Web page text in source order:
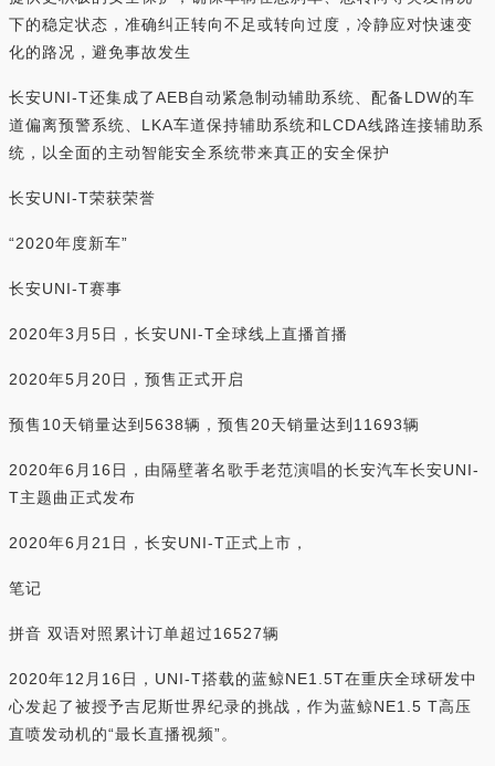
下的稳定状态，准确纠正转向不足或转向过度，冷静应对快速变
化的路况，避免事故发生
长安UNI-T还集成了AEB自动紧急制动辅助系统、配备LDW的车
道偏离预警系统、LKA车道保持辅助系统和LCDA线路连接辅助系
统，以全面的主动智能安全系统带来真正的安全保护
长安UNI-T荣获荣誉
“2020年度新车”
长安UNI-T赛事
2020年3月5日，长安UNI-T全球线上直播首播
2020年5月20日，预售正式开启
预售10天销量达到5638辆，预售20天销量达到11693辆
2020年6月16日，由隔壁著名歌手老范演唱的长安汽车长安UNI-
T主题曲正式发布
2020年6月21日，长安UNI-T正式上市，
笔记
拼音 双语对照累计订单超过16527辆
2020年12月16日，UNI-T搭载的蓝鲸NE1.5T在重庆全球研发中
心发起了被授予吉尼斯世界纪录的挑战，作为蓝鲸NE1.5 T高压
直喷发动机的“最长直播视频”。